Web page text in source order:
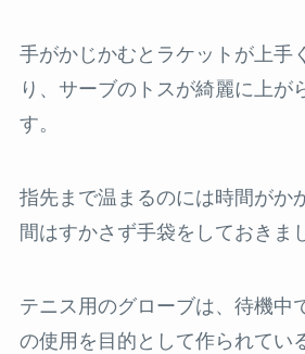
手がかじかむとラケットが上手
り、サーブのトスが綺麗に上が
す。
指先まで温まるのには時間がか
間はすかさず手袋をしておきま
テニス用のグローブは、待機中
の使用を目的として作られてい